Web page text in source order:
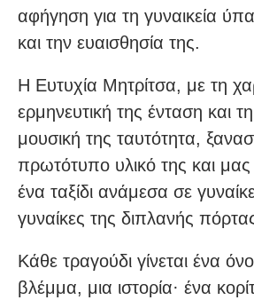
αφήγηση για τη γυναικεία
και την ευαισθησία της.
Η Ευτυχία Μητρίτσα, με τη
ερμηνευτική της ένταση και
μουσική της ταυτότητα,
πρωτότυπο υλικό της και
ένα ταξίδι ανάμεσα σε
γυναίκες της διπλανής
Κάθε τραγούδι γίνεται ένα
βλέμμα, μια ιστορία· ένα